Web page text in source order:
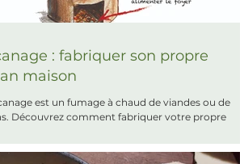
: fabriquer son propre
maison
est un fumage à chaud de viandes ou de
Découvrez comment fabriquer votre propre